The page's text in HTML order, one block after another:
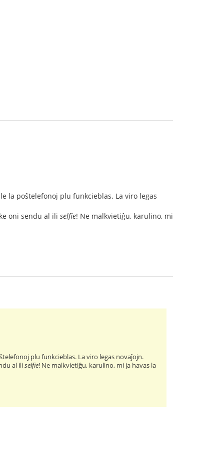
la poŝtelefonoj plu funkcieblas. La viro legas
oni sendu al ili selfie! Ne malkvietiĝu, karulino, mi
plu funkcieblas. La viro legas novaĵojn.
al iliselfie! Ne malkvietiĝu, karulino, mi ja havas la